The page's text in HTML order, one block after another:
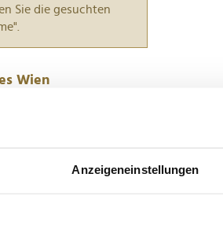
Anzeigeneinstellungen
Sie die gesuchten
Wien
an verdiente
Klein das Silberne
Verdienstzeichen